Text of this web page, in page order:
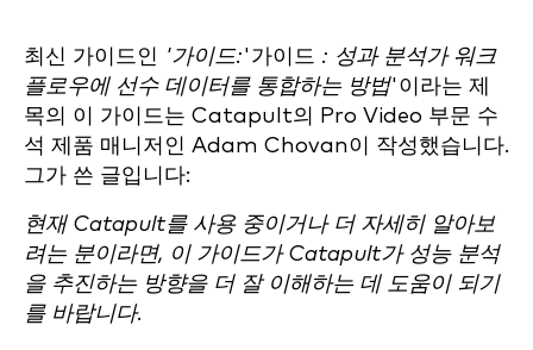
최신 가이드인 '가이드:'가이드 : 성과 분석가 워크
플로우에 선수 데이터를 통합하는 방법'이라는 제
목의 이 가이드는 Catapult의 Pro Video 부문 수
석 제품 매니저인 Adam Chovan이 작성했습니다.
그가 쓴 글입니다:
현재 Catapult를 사용 중이거나 더 자세히 알아보
려는 분이라면, 이 가이드가 Catapult가 성능 분석
을 추진하는 방향을 더 잘 이해하는 데 도움이 되기
를 바랍니다.